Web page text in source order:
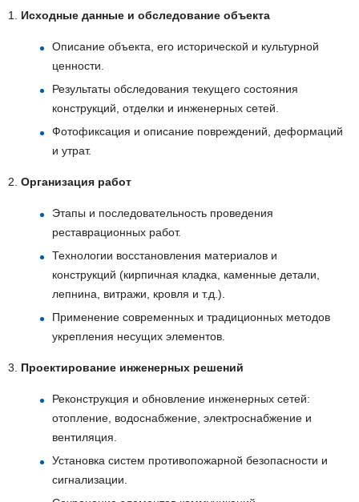
1. Исходные данные и обследование объекта
Описание объекта, его исторической и культурной
ценности.
Результаты обследования текущего состояния
конструкций, отделки и инженерных сетей.
Фотофиксация и описание повреждений, деформаций
и утрат.
2. Организация работ
Этапы и последовательность проведения
реставрационных работ.
Технологии восстановления материалов и
конструкций (кирпичная кладка, каменные детали,
лепнина, витражи, кровля и т.д.).
Применение современных и традиционных методов
укрепления несущих элементов.
3. Проектирование инженерных решений
Реконструкция и обновление инженерных сетей:
отопление, водоснабжение, электроснабжение и
вентиляция.
Установка систем противопожарной безопасности и
сигнализации.